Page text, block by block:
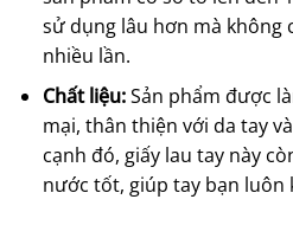
sử dụng lâu hơn mà không
nhiều lần.
Chất liệu:Sản phẩm được
mại, thân thiện với da tay
cạnh đó, giấy lau tay này
nước tốt, giúp tay bạn luôn